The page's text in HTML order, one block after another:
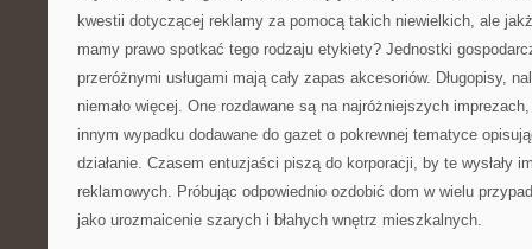
kwestii dotyczącej reklamy za pomocą takich niewielkich, ale
mamy prawo spotkać tego rodzaju etykiety? Jednostki
przeróżnymi usługami mają cały zapas akcesoriów. Długopisy,
niemało więcej. One rozdawane są na najróżniejszych
innym wypadku dodawane do gazet o pokrewnej tematyce
działanie. Czasem entuzjaści piszą do korporacji, by te wysłały
reklamowych. Próbując odpowiednio ozdobić dom w wielu
jako urozmaicenie szarych i błahych wnętrz mieszkalnych.